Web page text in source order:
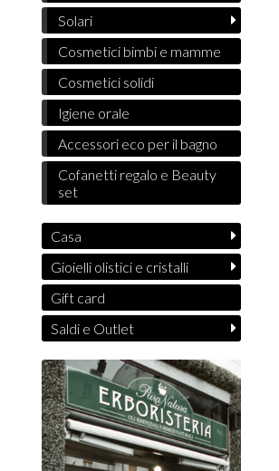
Solari
Cosmetici bimbi e mamme
Cosmetici solidi
Igiene orale
Accessori eco per il bagno
Cofanetti regalo e Beauty
set
Casa
Gioielli olistici e cristalli
Gift card
Saldi e Outlet